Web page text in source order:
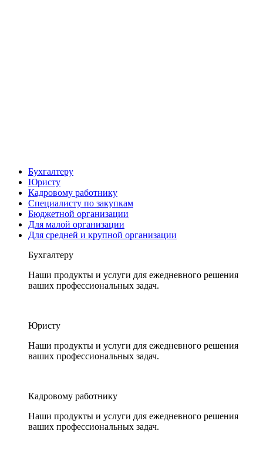
Бухгалтеру
Юристу
Кадровому работнику
Специалисту по закупкам
Бюджетной организации
Для малой организации
Для средней и крупной организации
Бухгалтеру
Наши продукты и услуги для ежедневного решения
ваших профессиональных задач.
Юристу
Наши продукты и услуги для ежедневного решения
ваших профессиональных задач.
Кадровому работнику
Наши продукты и услуги для ежедневного решения
ваших профессиональных задач.